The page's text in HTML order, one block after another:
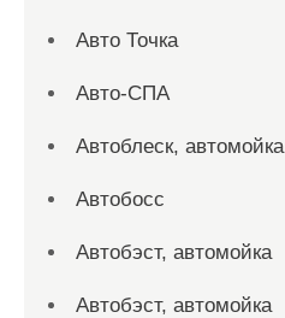
Авто Точка
Авто-СПА
Автоблеск, автомойка
Автобосс
Автобэст, автомойка
Автобэст, автомойка